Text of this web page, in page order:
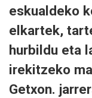
eskualdeko
elkartek,
hurbildu eta
irekitzeko
Getxon.